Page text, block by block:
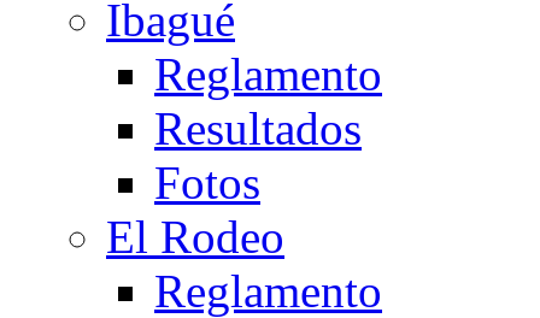
Ibagué
Reglamento
Resultados
Fotos
El Rodeo
Reglamento